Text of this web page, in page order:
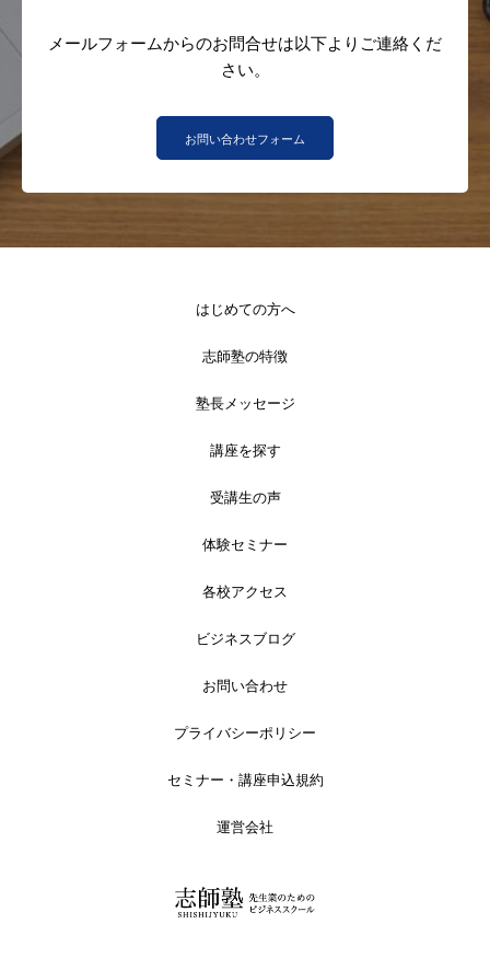
メールフォームからのお問合せは以下よりご連絡くだ
さい。
お問い合わせフォーム
はじめての方へ
志師塾の特徴
塾長メッセージ
講座を探す
受講生の声
体験セミナー
各校アクセス
ビジネスブログ
お問い合わせ
プライバシーポリシー
セミナー・講座申込規約
運営会社